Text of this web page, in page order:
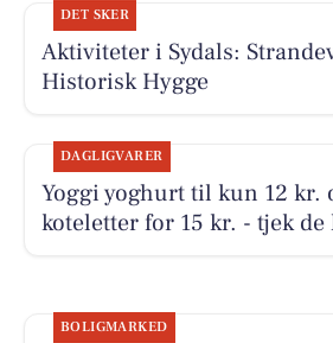
DET SKER
Aktiviteter i Sydals:
Historisk Hygge
DAGLIGVARER
Yoggi yoghurt til kun 12 kr.
koteletter for 15 kr. - tjek
BOLIGMARKED